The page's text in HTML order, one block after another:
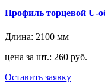
Профиль торцевой U-
Длина: 2100 мм
цена за шт.: 260 руб.
Оставить заявку